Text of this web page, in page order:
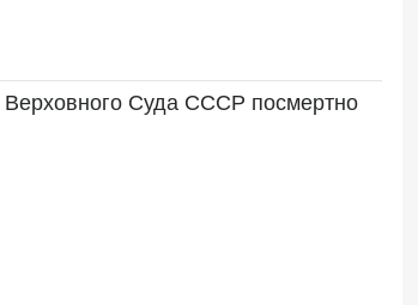
Суда СССР посмертно